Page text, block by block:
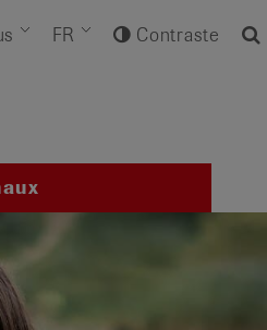
FR Contraste